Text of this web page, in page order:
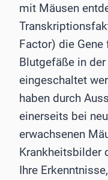
mit Mäusen
Factor) die
Blutgefäße in
eingeschaltet
haben durch
einerseits bei
erwachsenen
Krankheitsbilder
Ihre